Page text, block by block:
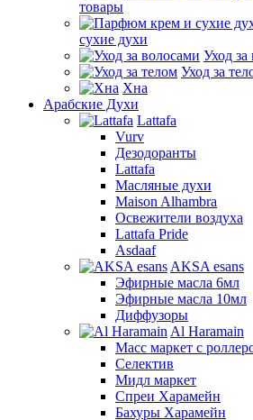
товары
сухие духи
Уход за
Уход за
Хна
Арабские Духи
Lattafa
Vurv
Дезодоранты
Lattafa
Масляные духи
Maison Alhambra
Освежители воздуха
Lattafa Pride
Asdaaf
AKSA esans
Эфирные масла 6мл
Эфирные масла 10мл
Диффузоры
Al Haramain
Масс маркет с
Селектив
Мидл маркет
Спреи Харамейн
Бахуры Харамейн